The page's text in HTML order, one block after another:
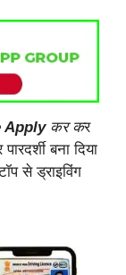
Applyकर कर
बना दिया
से ड्राइविंग